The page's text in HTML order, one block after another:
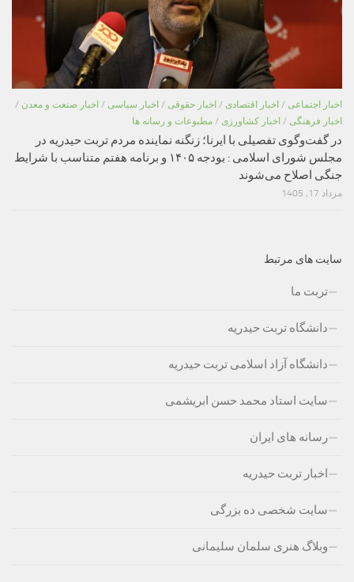
اخبار اجتماعی / اخبار اقتصادی / اخبار حقوقی / اخبار سیاسی / اخبار صنعت و معدن /
اخبار فرهنگی / اخبار کشاورزی / مطبوعات و رسانه ها
در گفت‌وگوی تفصیلی با ایرنا؛ زنگنه نماینده مردم تربت حیدریه در
مجلس شورای اسلامی : بودجه ۱۴۰۵ و برنامه هفتم متناسب با شرایط
جنگی اصلاح می‌شوند
مرداد 17, 1405
سایت های مرتبط
تربت ما
دانشگاه تربت حیدریه
دانشگاه آزاد اسلامی تربت حیدریه
سایت استاد محمد حسن ابریشمی
رسانه های ایران
اخبار تربت حیدریه
سایت شخصی ده بزرگی
وبلاگ هنری سلمان سلیمانی